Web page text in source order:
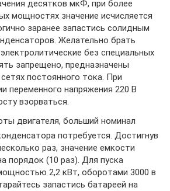
десятков мкФ, при более
мощностях значение исчисляется
заранее запастись солидным
Желательно брать
без специальных
запрещено, предназначены
постоянного тока. При
переменного напряжения 220 В
взорваться.
двигателя, больший номинал
потребуется. Достигнув
раз, значение емкости
порядок (10 раз). Для пуска
2,2 кВт, оборотами 3000 в
запастись батареей на